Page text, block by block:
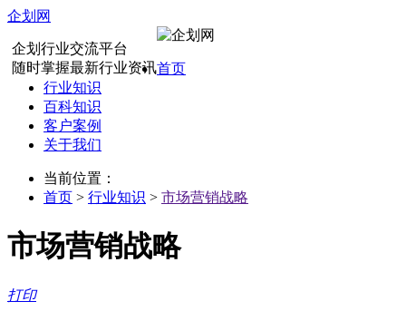
企划网
企划行业交流平台
随时掌握最新行业资讯首页
行业知识
百科知识
客户案例
关于我们
当前位置：
首页 > 行业知识 > 市场营销战略
市场营销战略
打印